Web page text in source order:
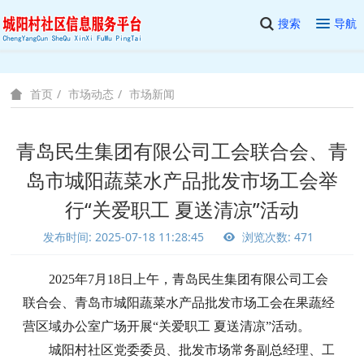
搜索 导航
首页 市场动态 市场新闻
青岛民生集团有限公司工会联合会、青
岛市城阳蔬菜水产品批发市场工会举
行“关爱职工 夏送清凉”活动
发布时间: 2025-07-18 11:28:45 浏览次数: 471
2025年7月 18日 上午 ，青岛民生集团有限公司 工会
联合会 、青岛市城阳蔬菜水产品批发市场工会在果蔬经
营区域办公室广场开展“关爱职工 夏送清凉”活动。
城阳村社区党委委员、批发市场常务副总经理、工